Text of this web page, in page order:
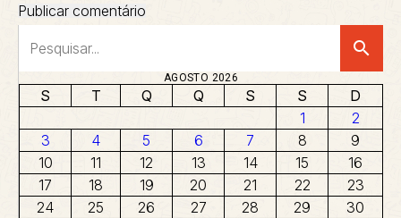
search
AGOSTO 2026
S T Q Q S S
D
1
2
3
4 5 6 7 8
9
10
11 12 13 14 15
16
17
18 19 20 21 22
23
24
25 26 27 28 29
30